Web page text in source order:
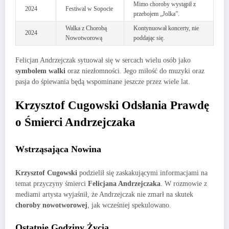
2024 Festiwal w Sopocie
Mimo choroby wystąpił z
przebojem „Jolka”.
2024
Walka z Chorobą
Nowotworową
Kontynuował koncerty, nie
poddając się.
Felicjan Andrzejczak sytuował się w sercach wielu osób jako
symbolem walki oraz niezłomności. Jego miłość do muzyki oraz
pasja do śpiewania będą wspominane jeszcze przez wiele lat.
Krzysztof Cugowski Odsłania Prawdę
o Śmierci Andrzejczaka
Wstrząsająca Nowina
Krzysztof Cugowski podzielił się zaskakującymi informacjami na
temat przyczyny śmierci Felicjana Andrzejczaka. W rozmowie z
mediami artysta wyjaśnił, że Andrzejczak nie zmarł na skutek
choroby nowotworowej, jak wcześniej spekulowano.